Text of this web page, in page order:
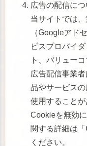
広告の配信につ
当サイトでは
（Googleアド
ビスプロバイ
ト、バリュー
広告配信事業
品やサービス
使用することが
Cookieを無効
関する詳細は
ください。